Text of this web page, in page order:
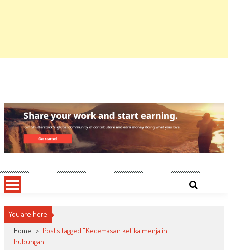
You are here
Home > Posts tagged "Kecemasan ketika menjalin
hubungan"